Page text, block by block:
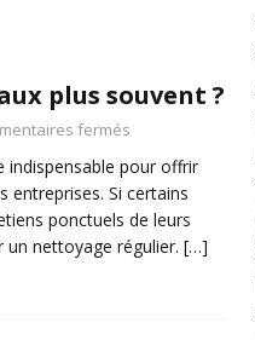
plus souvent ?
fermés
indispensable pour offrir
entreprises. Si certains
ponctuels de leurs
un nettoyage régulier. […]